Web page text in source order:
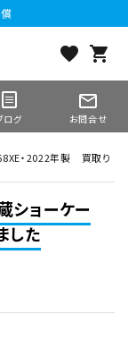
favorite shopping_cart
ログ
mail_outline
お問合せ
・2022年製 買取り
ョーケー
した